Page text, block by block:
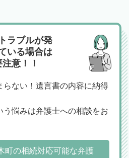
ラブルが発
いる場合は
注意！！
らない！遺言書の内容に納得
う悩みは弁護士への相談をお
町の相続対応可能な弁護